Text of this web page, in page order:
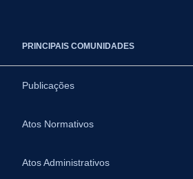
PRINCIPAIS COMUNIDADES
Publicações
Atos Normativos
Atos Administrativos